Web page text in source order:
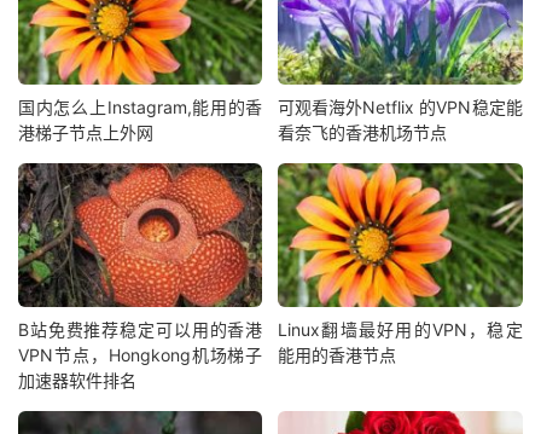
国内怎么上Instagram,能用的香
港梯子节点上外网
可观看海外Netflix 的VPN稳定能
看奈飞的香港机场节点
B站免费推荐稳定可以用的香港
VPN节点，Hongkong机场梯子
加速器软件排名
Linux翻墙最好用的VPN，稳定
能用的香港节点